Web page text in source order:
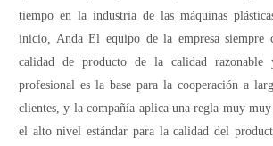
tiempo en la industria de las máquinas
inicio, Anda El equipo de la empresa siempre
calidad de producto de la calidad
profesional es la base para la cooperación a
clientes, y la compañía aplica una regla muy
el alto nivel estándar para la calidad del